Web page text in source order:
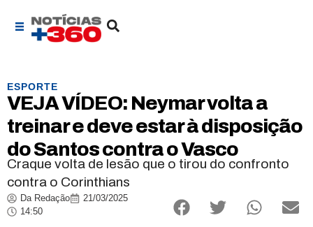
ESPORTE
VEJA VÍDEO: Neymar volta a
treinar e deve estar à disposição
do Santos contra o Vasco
Craque volta de lesão que o tirou do confronto
contra o Corinthians
Da Redação
21/03/2025
14:50